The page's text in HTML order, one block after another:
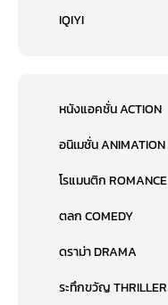
IQIYI
หนังแอคชั่น ACTION
อนิเมชั่น ANIMATION
โรแมนติก ROMANCE
ตลก COMEDY
ดราม่า DRAMA
ระทึกขวัญ THRILLER